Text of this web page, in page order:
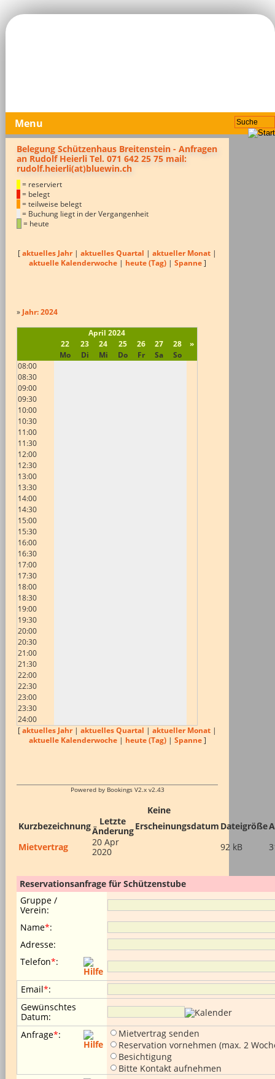
Menu
Belegung Schützenhaus Breitenstein - Anfragen
an Rudolf Heierli Tel. 071 642 25 75 mail:
rudolf.heierli(at)bluewin.ch
= reserviert
= belegt
= teilweise belegt
= Buchung liegt in der Vergangenheit
= heute
[aktuelles Jahr|aktuelles Quartal |aktueller Monat |
aktuelle Kalenderwoche| heute (Tag)| Spanne]
» Jahr: 2024
April 2024
22
23 24 25 26 27 28
»
Mo
Di Mi Do Fr Sa
So
08:00
08:30
09:00
09:30
10:00
10:30
11:00
11:30
12:00
12:30
13:00
13:30
14:00
14:30
15:00
15:30
16:00
16:30
17:00
17:30
18:00
18:30
19:00
19:30
20:00
20:30
21:00
21:30
22:00
22:30
23:00
23:30
24:00
[aktuelles Jahr|aktuelles Quartal |aktueller Monat |
aktuelle Kalenderwoche| heute (Tag)| Spanne]
Powered by Bookings V2.x v2.43
Keine
Kurzbezeichnung
Letzte
ÄnderungErscheinungsdatum Dateigröße
Mietvertrag
20 Apr
2020
92 kB
Reservationsanfrage für Schützenstube
Gruppe /
Verein:
Name*:
Adresse:
Telefon*:
Email*:
Gewünschtes
Datum:
Anfrage*:
Mietvertrag senden
Reservation vornehmen (max. 2
Besichtigung
Bitte Kontakt aufnehmen